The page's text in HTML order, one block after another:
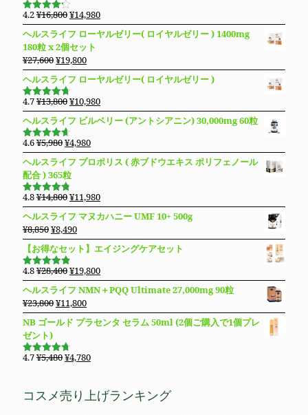
は
¥14,800
で
し
た。
格
は
¥13,280
5段階で
4.19の評
価
4.2¥16,800元
の
価
格
は
¥16,800
で
し
た。
¥14,980現
在
の
は
で
す。
ヘルスライフ ローヤルゼリー( ロイヤルゼリー ) 1400mg
180粒 x 2個セット
¥27,600元
の
価
格
は
¥27,600
で
し
た。
¥19,800現
在
価
格
は
¥19,800
で
す。
ヘルスライフ ローヤルゼリー( ロイヤルゼリー )
5段階で
4.69の評
価
4.7¥13,800元
の
価
格
は
¥13,800
で
し
た。
¥10,980現
在
の
格
は
す。
ヘルスライフ ビルベリー (アントシアニン) 30,000mg 60粒
5段階で
4.63の評
価
4.6¥5,980元
の
価
格
は
¥5,980
で
し
た。
¥4,980現
在
の
格
は
¥4,980
す。
ヘルスライフ プロポリス ( 赤ブドウエキス ポリフェノール
配合 ) 365粒
5段階で
4.76の評
価
4.8¥14,800元
の
価
格
は
¥14,800
で
し
た。
¥11,980現
在
の
格
¥11,980
で
ヘルスライフ マヌカハニー UMF 10+ 500g
¥8,850元
の
価
格
は
¥8,850
で
し
た。
¥8,490現
在
の
価
格
は
¥8,490
で
【お得なセット】エイジングケアセット
5段階で
4.83の評
価
4.8¥28,400元
の
価
格
は
で
し
¥19,800現
在
の
格
ヘルスライフ NMN＋PQQ Ultimate 27,000mg 90粒
¥23,800元
の
価
格
は
し
¥11,800現
在
の
格
で
NB ゴールド プラセンタ セラム 50ml (2個ご購入で1個プレ
ゼント)
5段階で
4.7¥5,480元
格
¥4,780現
価
コスメ売り上げランキング